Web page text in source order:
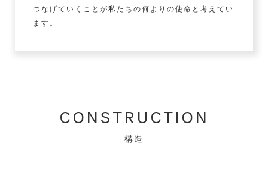
つなげていくことが私たちの何よりの使命と考えてい
ます。
CONSTRUCTION
構造